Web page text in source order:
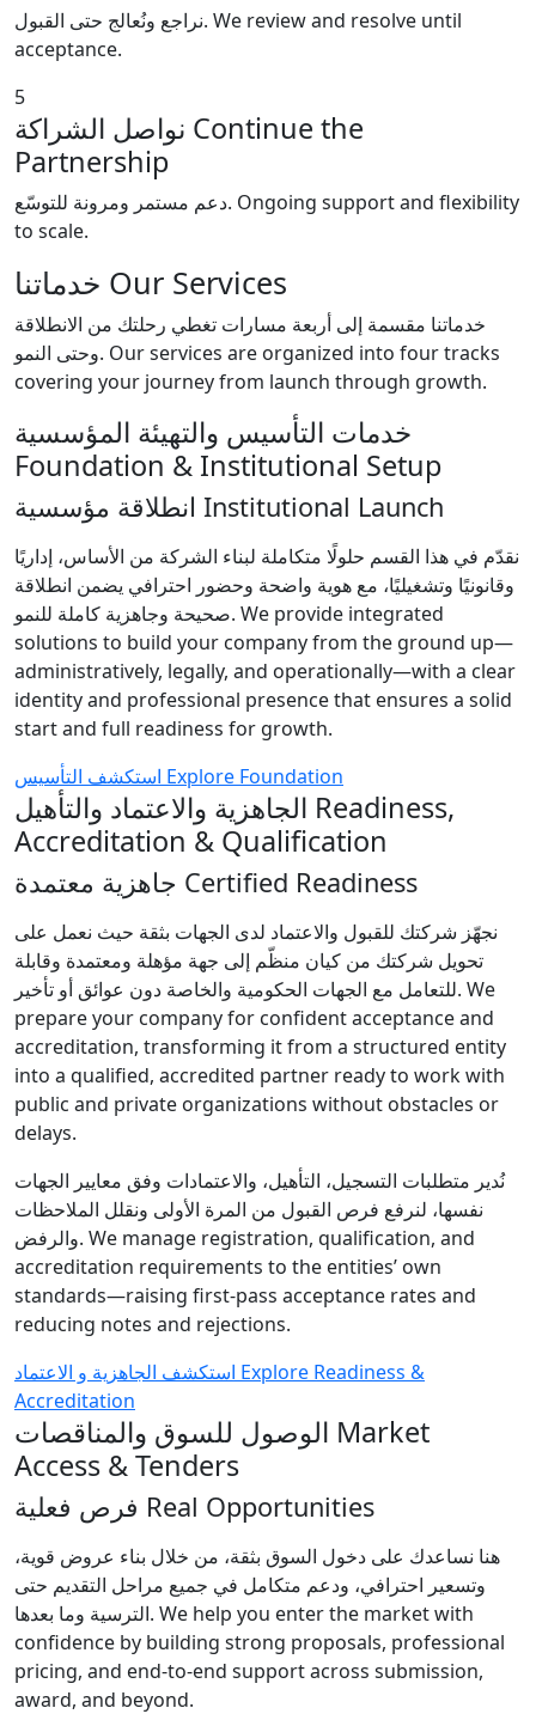
نراجع ونُعالج حتى القبول. We review and resolve until
acceptance.
5
نواصل الشراكة Continue the
Partnership
دعم مستمر ومرونة للتوسّع. Ongoing support and flexibility
to scale.
خدماتنا Our Services
خدماتنا مقسمة إلى أربعة مسارات تغطي رحلتك من الانطلاقة
وحتى النمو. Our services are organized into four tracks
covering your journey from launch through growth.
خدمات التأسيس والتهيئة المؤسسية
Foundation & Institutional Setup
انطلاقة مؤسسية Institutional Launch
نقدّم في هذا القسم حلولًا متكاملة لبناء الشركة من الأساس، إداريًا
وقانونيًا وتشغيليًا، مع هوية واضحة وحضور احترافي يضمن انطلاقة
صحيحة وجاهزية كاملة للنمو. We provide integrated
solutions to build your company from the ground up—
administratively, legally, and operationally—with a clear
identity and professional presence that ensures a solid
start and full readiness for growth.
استكشف التأسيس Explore Foundation
الجاهزية والاعتماد والتأهيل Readiness,
Accreditation & Qualification
جاهزية معتمدة Certified Readiness
نجهّز شركتك للقبول والاعتماد لدى الجهات بثقة حيث نعمل على
تحويل شركتك من كيان منظّم إلى جهة مؤهلة ومعتمدة وقابلة
للتعامل مع الجهات الحكومية والخاصة دون عوائق أو تأخير. We
prepare your company for confident acceptance and
accreditation, transforming it from a structured entity
into a qualified, accredited partner ready to work with
public and private organizations without obstacles or
delays.
نُدير متطلبات التسجيل، التأهيل، والاعتمادات وفق معايير الجهات
نفسها، لنرفع فرص القبول من المرة الأولى ونقلل الملاحظات
والرفض. We manage registration, qualification, and
accreditation requirements to the entities’ own
standards—raising first-pass acceptance rates and
reducing notes and rejections.
استكشف الجاهزية و الاعتماد Explore Readiness &
Accreditation
الوصول للسوق والمناقصات Market
Access & Tenders
فرص فعلية Real Opportunities
هنا نساعدك على دخول السوق بثقة، من خلال بناء عروض قوية،
وتسعير احترافي، ودعم متكامل في جميع مراحل التقديم حتى
الترسية وما بعدها. We help you enter the market with
confidence by building strong proposals, professional
pricing, and end-to-end support across submission,
award, and beyond.